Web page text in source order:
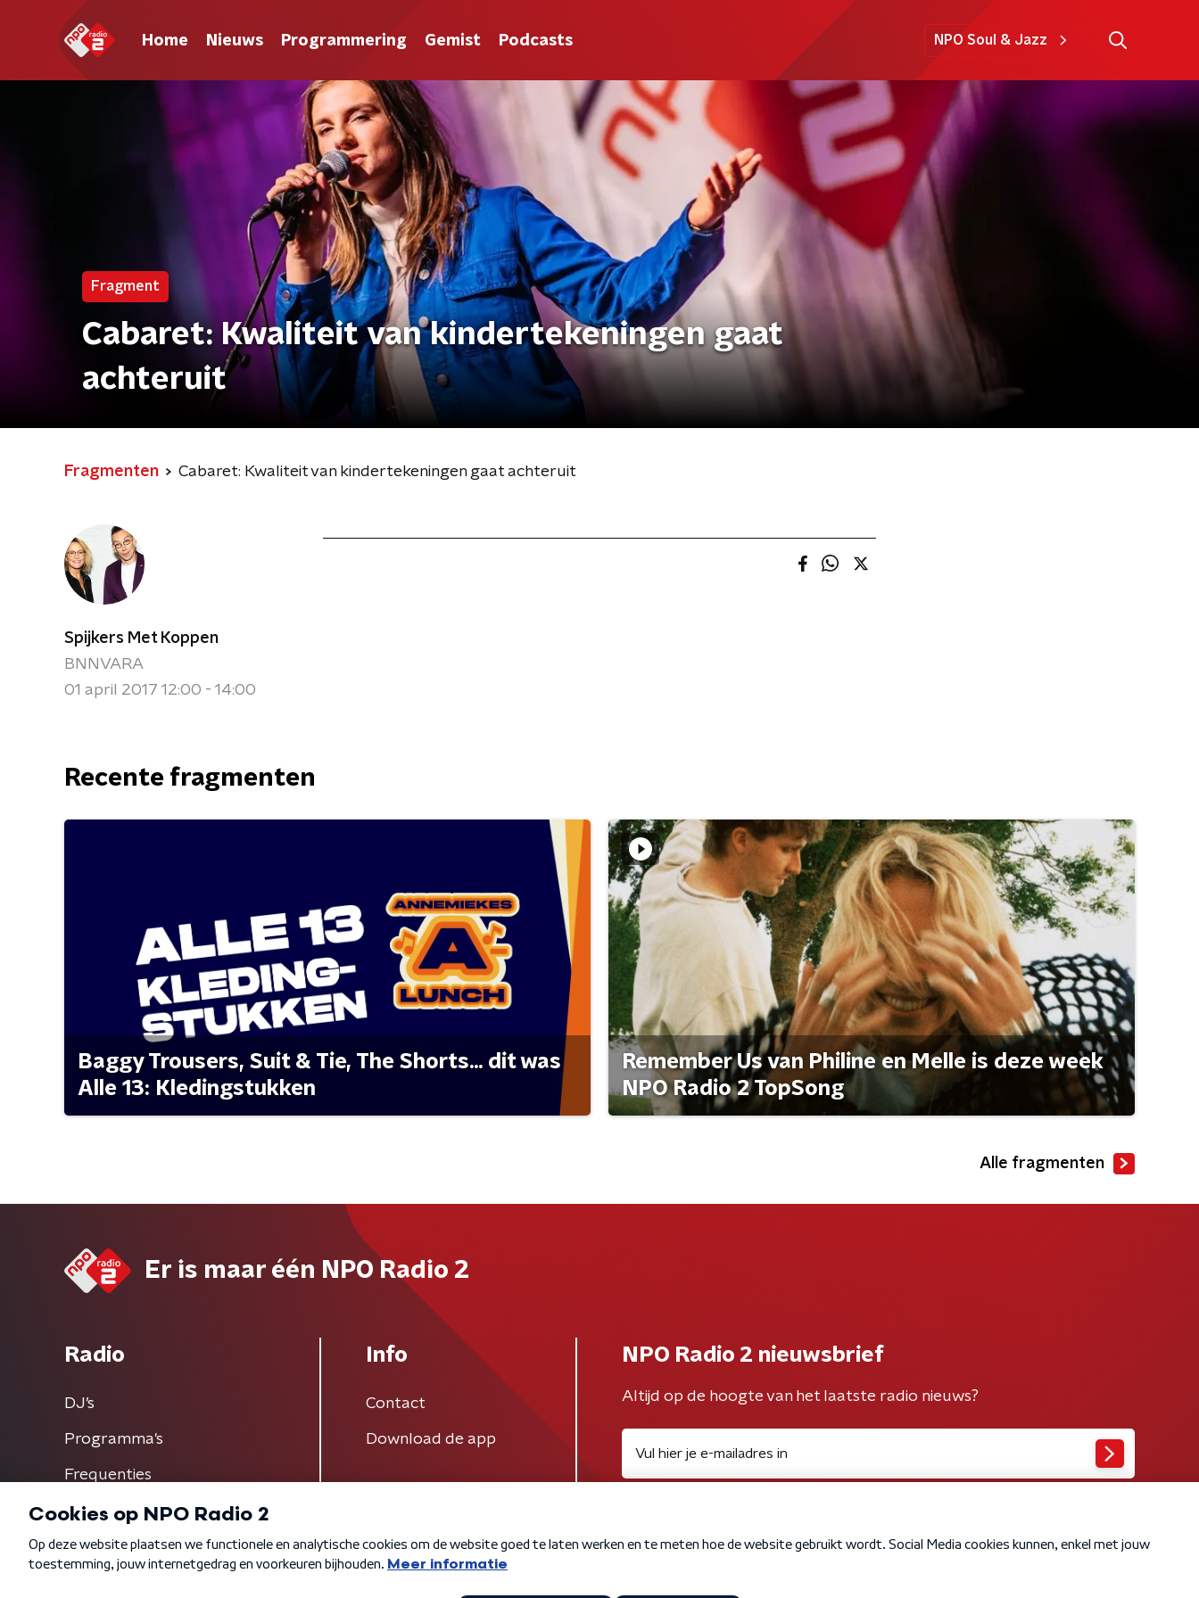
Home Nieuws Programmering Gemist Podcasts NPO Soul & Jazz
Fragment
Cabaret: Kwaliteit van kindertekeningen gaat
achteruit
Fragmenten Cabaret: Kwaliteit van kindertekeningen gaat achteruit
Spijkers Met Koppen
BNNVARA
01 april 2017 12:00 - 14:00
Recente fragmenten
Baggy Trousers, Suit & Tie, The Shorts... dit was
Alle 13: Kledingstukken
Remember Us van Philine en Melle is deze week
NPO Radio 2 TopSong
Alle fragmenten
Er is maar één NPO Radio 2
Radio
DJ’s
Programma's
Frequenties
Info
Contact
Download de app
NPO Radio 2 nieuwsbrief
Altijd op de hoogte van het laatste radio nieuws?
Algemene voorwaarden Privacybeleid